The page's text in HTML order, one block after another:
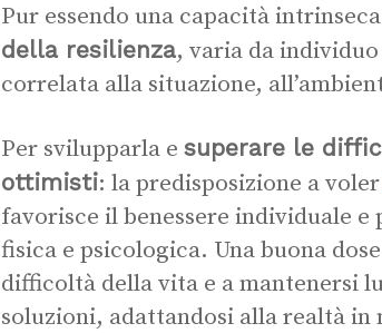
Pur essendo una capacità
della resilienza, varia da
correlata alla situazione,
Per svilupparla e superare le
ottimisti: la predisposizione a voler
favorisce il benessere individuale
fisica e psicologica. Una buona
difficoltà della vita e a mantenersi
soluzioni, adattandosi alla realtà in